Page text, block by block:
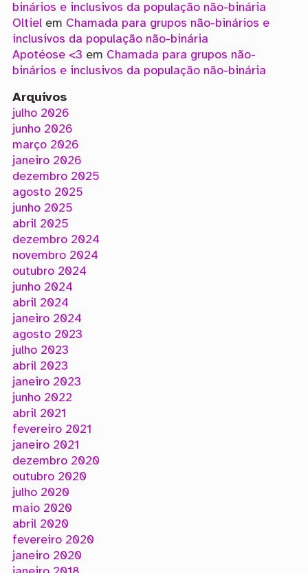
binários e inclusivos da população não-binária
Oltielem Chamada para grupos não-binários e
inclusivos da população não-binária
Apotéose <3 em Chamada para grupos não-
binários e inclusivos da população não-binária
Arquivos
julho 2026
junho 2026
março 2026
janeiro 2026
dezembro 2025
agosto 2025
junho 2025
abril 2025
dezembro 2024
novembro 2024
outubro 2024
junho 2024
abril 2024
janeiro 2024
agosto 2023
julho 2023
abril 2023
janeiro 2023
junho 2022
abril 2021
fevereiro 2021
janeiro 2021
dezembro 2020
outubro 2020
julho 2020
maio 2020
abril 2020
fevereiro 2020
janeiro 2020